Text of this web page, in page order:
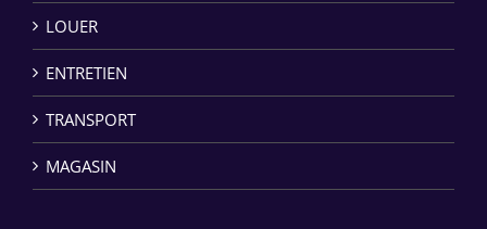
LOUER
ENTRETIEN
TRANSPORT
MAGASIN